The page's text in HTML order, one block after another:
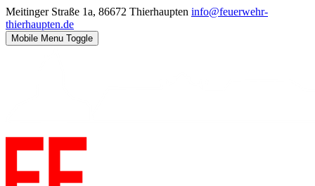
Meitinger Straße 1a, 86672 Thierhaupten info@feuerwehr-
thierhaupten.de
Mobile Menu Toggle